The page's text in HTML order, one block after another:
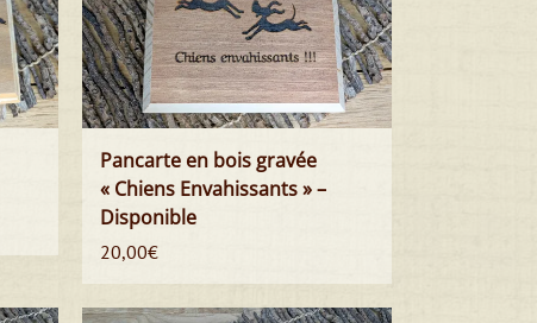
Pancarte en bois gravée
« Chiens Envahissants » –
Disponible
20,00€